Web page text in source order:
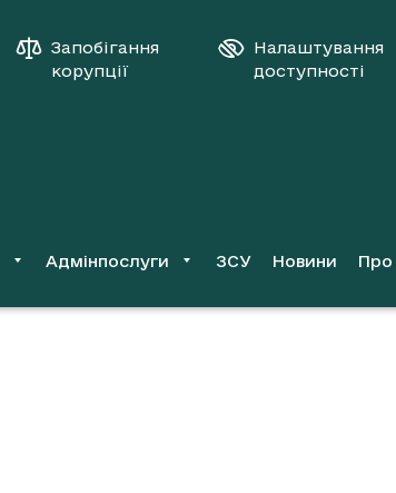
Запобігання
корупції
Налаштування
доступності
Адмінпослуги ЗСУ Новини Про